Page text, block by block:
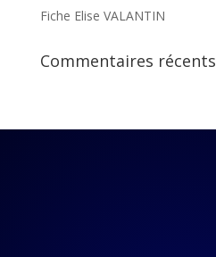
Fiche Elise VALANTIN
Commentaires récents